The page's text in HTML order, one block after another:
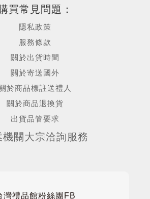
買常見問題：
隱私政策
服務條款
關於出貨時間
關於寄送國外
於商品標註送禮人
關於商品退換貨
出貨品管要求
機關大宗洽詢服務
灣禮品館粉絲團FB